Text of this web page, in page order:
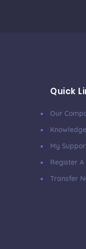
Quick
Our
My
Register
Transfer